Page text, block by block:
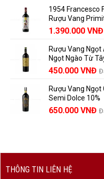
là:
495.000 VNĐ.là:
1954 Francesco
Rượu Vang
Giá
là:
1.529.000 VNĐ.
1.390.000 VNĐ
Rượu Vang
Ngọt Ngào Từ
450.000 VNĐ
Rượu Vang Ngọt
Semi Dolce 10%
650.000 VNĐ
THÔNG TIN LIÊN HỆ